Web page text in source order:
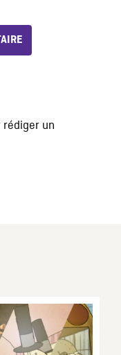
rédiger un